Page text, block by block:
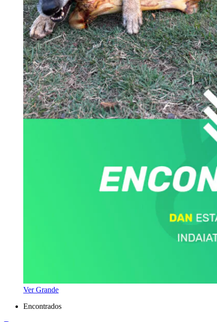
Ver Grande
Encontrados